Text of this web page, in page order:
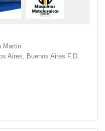
Martin
Aires, Buenos Aires F.D.